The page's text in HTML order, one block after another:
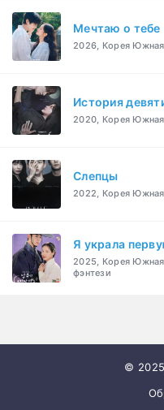
Мечтаю о тебе
2026, Корея
История
2020, Корея
Слепцы
2022, Корея
Я украла
2025, Корея
фэнтези
©